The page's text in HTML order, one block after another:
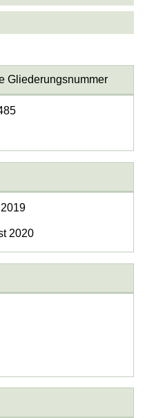
Gliederungsnummer
2020